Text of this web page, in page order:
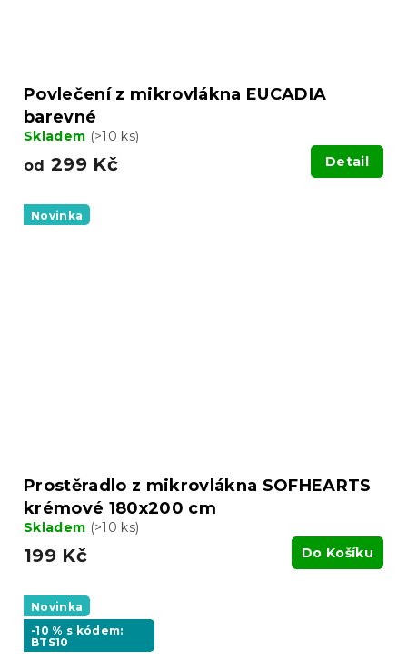
Povlečení z mikrovlákna EUCADIA
barevné
Skladem (>10 ks)
od 299 Kč Detail
Novinka
Prostěradlo z mikrovlákna SOFHEARTS
krémové 180x200 cm
Skladem (>10 ks)
199 Kč Do Košíku
Novinka
-10 % s kódem:
BTS10